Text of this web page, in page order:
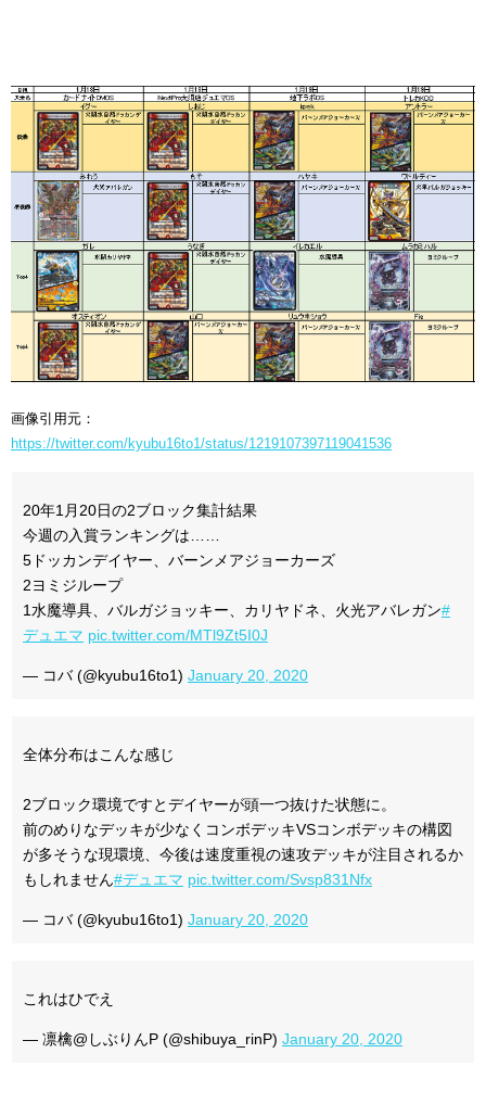
画像引用元：
https://twitter.com/kyubu16to1/status/1219107397119041536
20年1月20日の2ブロック集計結果
今週の入賞ランキングは……
5ドッカンデイヤー、バーンメアジョーカーズ
2ヨミジループ
1水魔導具、バルガジョッキー、カリヤドネ、火光アバレガン#
デュエマ pic.twitter.com/MTl9Zt5I0J
— コバ (@kyubu16to1) January 20, 2020
全体分布はこんな感じ
2ブロック環境ですとデイヤーが頭一つ抜けた状態に。
前のめりなデッキが少なくコンボデッキVSコンボデッキの構図
が多そうな現環境、今後は速度重視の速攻デッキが注目されるか
もしれません#デュエマ pic.twitter.com/Svsp831Nfx
— コバ (@kyubu16to1) January 20, 2020
これはひでえ
— 凛檎@しぶりんP (@shibuya_rinP) January 20, 2020